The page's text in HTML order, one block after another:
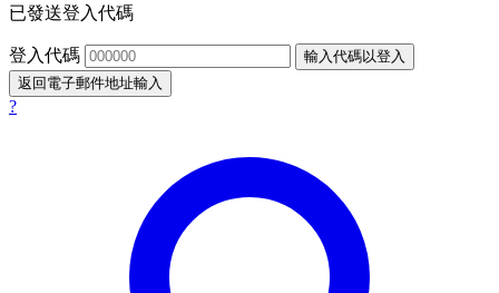
已發送登入代碼
登入代碼
輸入代碼以登入
返回電子郵件地址輸入
?